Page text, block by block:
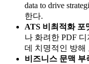
data to drive
한다.
ATS 비최적화 포
나 화려한 PDF
데 치명적인 방해
비즈니스 문맥 부